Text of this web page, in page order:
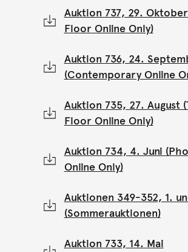
Auktion 737, 29.
Floor Online Only)
Auktion 736, 24.
(Contemporary Online
Auktion 735, 27. August
Floor Online Only)
Auktion 734, 4. Juni
Online Only)
Auktionen 349-352, 1.
(Sommerauktionen)
Auktion 733, 14. Mai